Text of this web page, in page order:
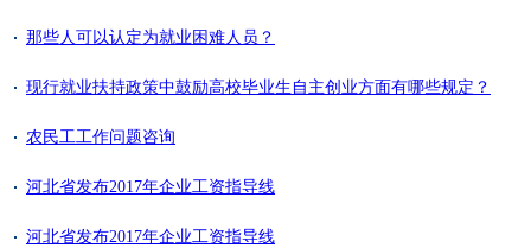
那些人可以认定为就业困难人员？
现行就业扶持政策中鼓励高校毕业生自主创业方面有哪些规定？
农民工工作问题咨询
河北省发布2017年企业工资指导线
河北省发布2017年企业工资指导线